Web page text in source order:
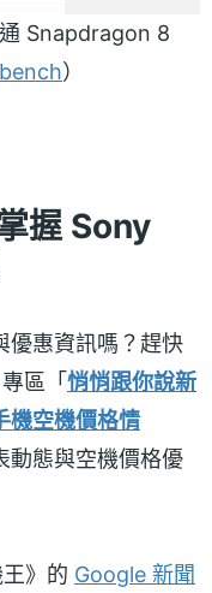
Snapdragon 8
）
握 Sony
優惠資訊嗎？趕快
區「悄悄跟你說新
機空機價格情
動態與空機價格優
》的 Google 新聞